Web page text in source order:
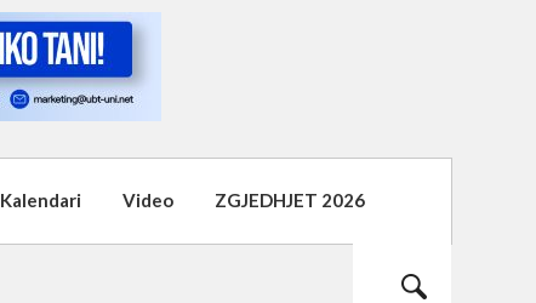
Kalendari Video ZGJEDHJET 2026